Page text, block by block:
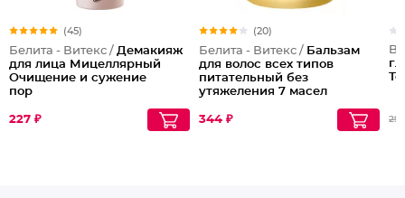
(45)
Белита - Витекс / Демакияж
для лица Мицеллярный
Очищение и сужение
пор
227 ₽
(20)
Белита - Витекс / Бальзам
для волос всех типов
питательный без
утяжеления 7 масел
Уход
344 ₽ 297